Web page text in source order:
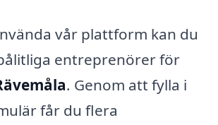
vår plattform kan du
entreprenörer för
. Genom att fylla i
får du flera